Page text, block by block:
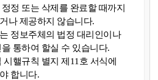
정 또는 삭제를 완료할 때까지
나 제공하지 않습니다.
정보주체의 법정 대리인이나
통하여 할실 수 있습니다.
핼규칙 별지 제11호 서식에
합니다.